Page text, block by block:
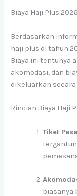
Biaya Haji Plus 2026
Berdasarkan
haji plus di tahun
Biaya ini tentunya
akomodasi, dan
dikeluarkan
Rincian Biaya Haji
Tiket
biasanya